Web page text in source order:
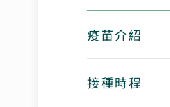
疫苗介紹
接種時程